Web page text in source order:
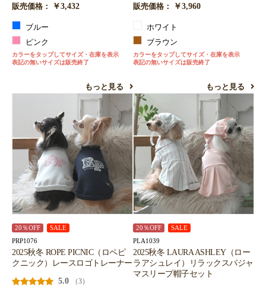
販売価格：
￥3,432
ブルー
ピンク
カラーをタップしてサイズ・在庫を表示
表記の無いサイズは販売終了
もっと見る
販売価格：
￥3,960
ホワイト
ブラウン
カラーをタップしてサイズ・在庫を表示
表記の無いサイズは販売終了
もっと見る
20％OFF SALE
PRP1076
2025秋冬 ROPE PICNIC（ロペピ
クニック）レースロゴトレーナー
5.0
（3）
20％OFF SALE
PLA1039
2025秋冬 LAURA ASHLEY（ロー
ラアシュレイ）リラックスパジャ
マスリープ帽子セット